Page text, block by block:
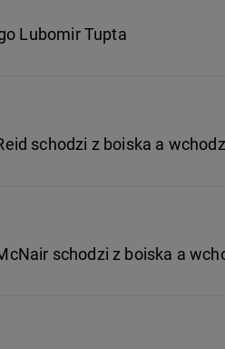
Lubomir Tupta
schodzi z boiska a
schodzi z boiska a